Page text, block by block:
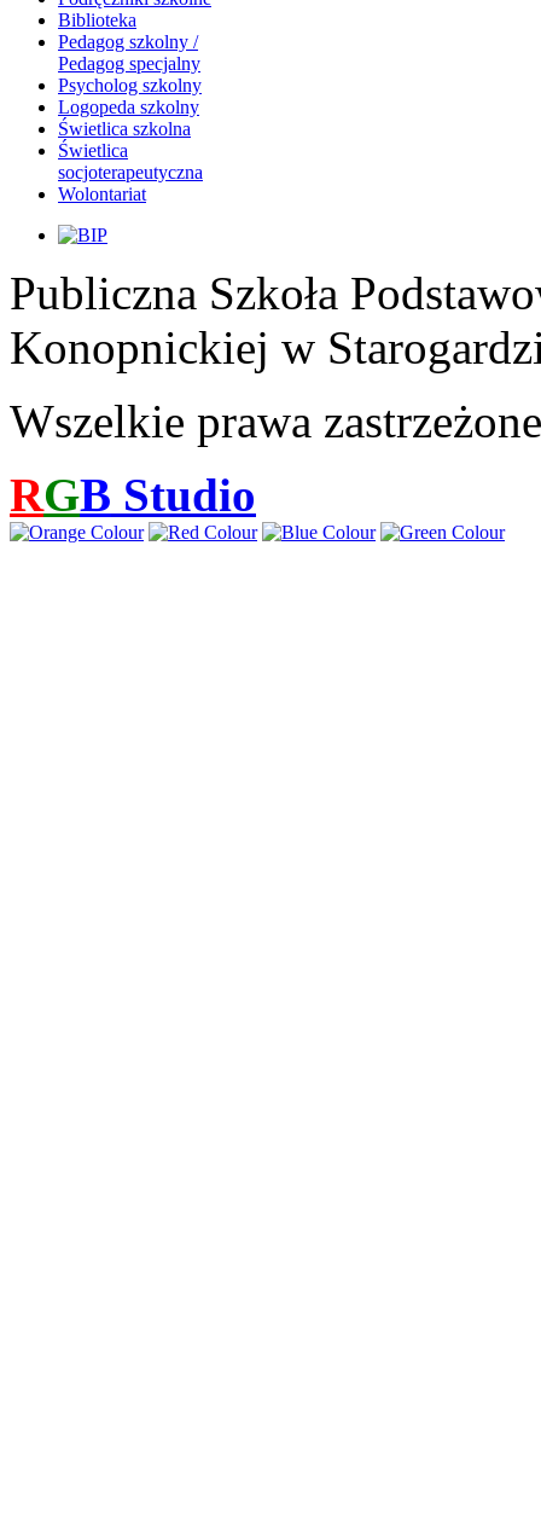
Biblioteka
Pedagog szkolny /
Pedagog specjalny
Psycholog szkolny
Logopeda szkolny
Świetlica szkolna
Świetlica
socjoterapeutyczna
Wolontariat
Publiczna Szkoła
Konopnickiej w
Wszelkie prawa zastrzeżone
RGB Studio